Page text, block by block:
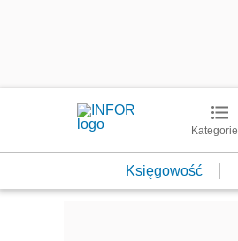
Kategorie
Księgowość